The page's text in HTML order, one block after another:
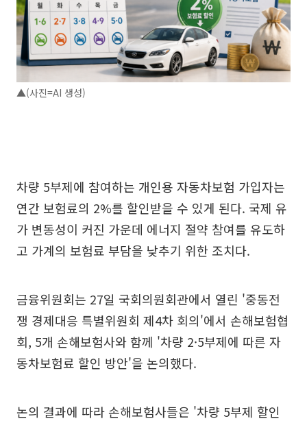
▲(사진=AI 생성)
차량 5부제에 참여하는 개인용 자동차보험 가입자는
연간 보험료의 2%를 할인받을 수 있게 된다. 국제 유
가 변동성이 커진 가운데 에너지 절약 참여를 유도하
고 가계의 보험료 부담을 낮추기 위한 조치다.
금융위원회는 27일 국회의원회관에서 열린 '중동전
쟁 경제대응 특별위원회 제4차 회의'에서 손해보험협
회, 5개 손해보험사와 함께 '차량 2·5부제에 따른 자
동차보험료 할인 방안'을 논의했다.
논의 결과에 따라 손해보험사들은 '차량 5부제 할인